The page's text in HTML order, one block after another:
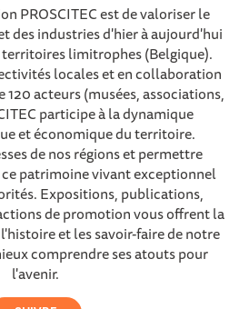
PROSCITEC est de valoriser le
des industries d'hier à aujourd'hui
limitrophes (Belgique).
locales et en collaboration
120 acteurs (musées, associations,
participe à la dynamique
et économique du territoire.
de nos régions et permettre
patrimoine vivant exceptionnel
Expositions, publications,
de promotion vous offrent la
et les savoir-faire de notre
comprendre ses atouts pour
l'avenir.